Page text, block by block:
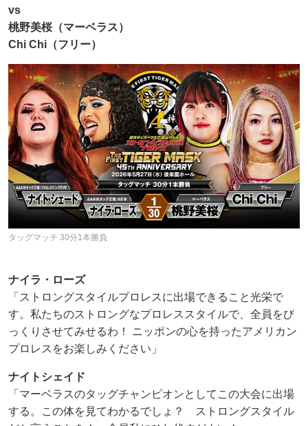
vs
桃野美桜（マーベラス）
Chi Chi（フリー）
タッグマッチ 30分1本勝負
ナイラ・ローズ
「ストロングスタイルプロレスに出場できること光栄で
す。私たちのストロングなプロレススタイルで、全員をび
っくりさせてみせるわ！ ニッポンの心を持ったアメリカン
プロレスをお楽しみください」
ナイトシェイド
「マーベラスのタッグチャンピオンとしてこの大会に出場
する。この体を見てわかるでしょ？ ストロングスタイル